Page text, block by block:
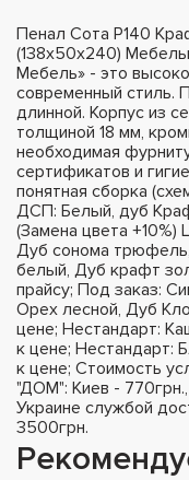
Пенал Сота Р140
(138х50х240)
Мебель» - это
современный стиль.
длинной. Корпус из
толщиной 18 мм,
необходимая
сертификатов и
понятная сборка
ДСП: Белый, дуб
(Замена цвета
Дуб сонома
белый, Дуб крафт
прайсу; Под заказ:
Орех лесной, Дуб
цене; Нестандарт:
к цене; Нестандарт:
к цене; Стоимость
"ДОМ": Киев -
Украине службой
3500грн.